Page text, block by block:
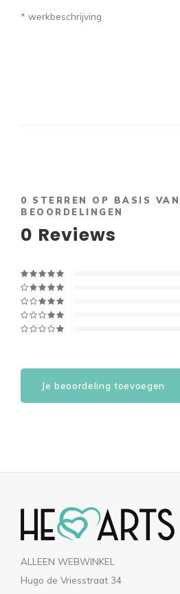
* werkbeschrijving
0 STERREN OP BASIS VAN
BEOORDELINGEN
0 Reviews
Je beoordeling toevoegen
ALLEEN WEBWINKEL
Hugo de Vriesstraat 34